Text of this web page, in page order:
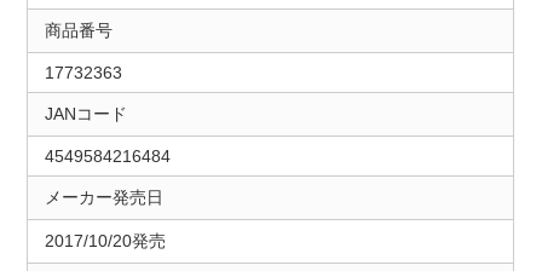
商品番号
17732363
JANコード
4549584216484
メーカー発売日
2017/10/20発売